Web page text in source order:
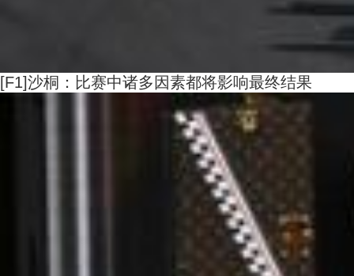
[F1]沙桐：比赛中诸多因素都将影响最终结果